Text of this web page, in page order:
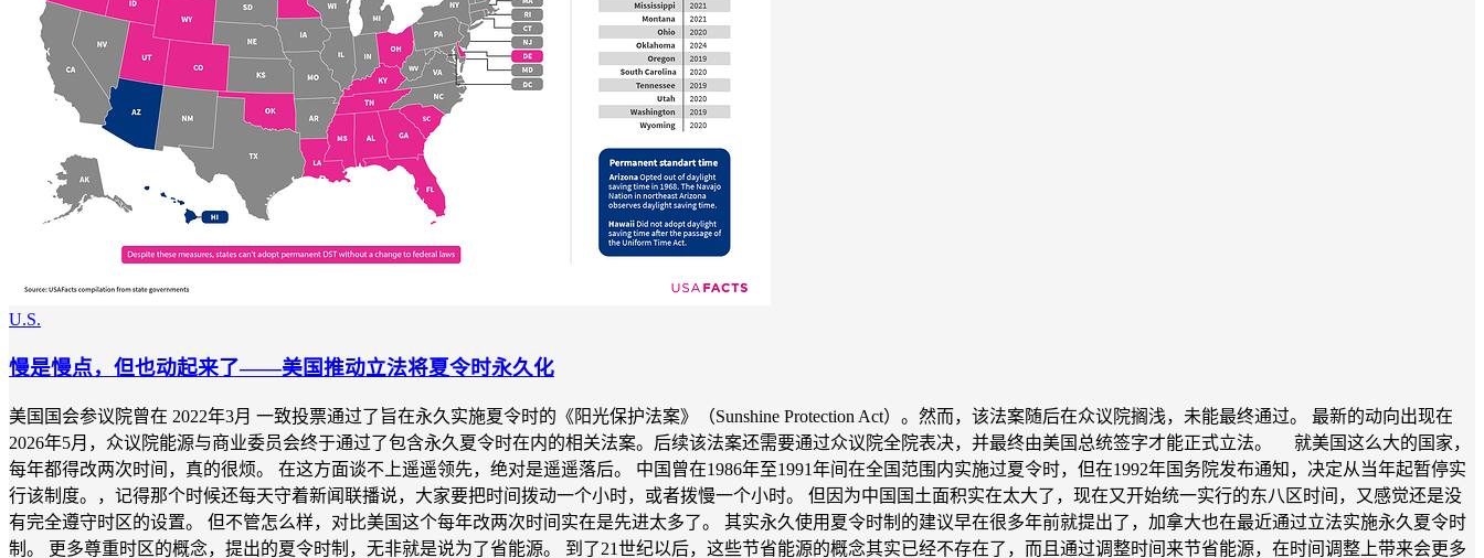
U.S.
慢是慢点，但也动起来了——美国推动立法将夏令时永久化
美国国会参议院曾在 2022年3月 一致投票通过了旨在永久实施夏令时的《阳光保护法案》（Sunshine Protection Act）。然而，该法案随后在众议院搁浅，未能最终通过。 最新的动向出现在
2026年5月，众议院能源与商业委员会终于通过了包含永久夏令时在内的相关法案。后续该法案还需要通过众议院全院表决，并最终由美国总统签字才能正式立法。 就美国这么大的国家，
每年都得改两次时间，真的很烦。 在这方面谈不上遥遥领先，绝对是遥遥落后。 中国曾在1986年至1991年间在全国范围内实施过夏令时，但在1992年国务院发布通知，决定从当年起暂停实
行该制度。，记得那个时候还每天守着新闻联播说，大家要把时间拨动一个小时，或者拨慢一个小时。 但因为中国国土面积实在太大了，现在又开始统一实行的东八区时间，又感觉还是没
有完全遵守时区的设置。 但不管怎么样，对比美国这个每年改两次时间实在是先进太多了。 其实永久使用夏令时制的建议早在很多年前就提出了，加拿大也在最近通过立法实施永久夏令时
制。 更多尊重时区的概念，提出的夏令时制，无非就是说为了省能源。 到了21世纪以后，这些节省能源的概念其实已经不存在了，而且通过调整时间来节省能源，在时间调整上带来会更多